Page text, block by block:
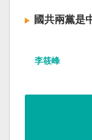
國共兩黨是
李筱峰